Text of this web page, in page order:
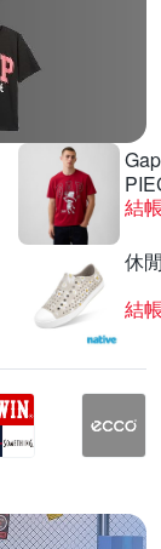
結
休
結